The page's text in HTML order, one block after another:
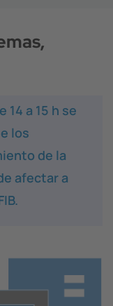
14 a 15 h se
los
de la
afectar a